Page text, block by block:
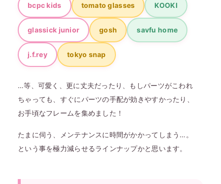
bcpc kids tomato glasses KOOKI
glassick junior gosh savfu home
j.f.rey tokyo snap
…等、可愛く、更に丈夫だったり、もしパーツがこわれ
ちゃっても、すぐにパーツの手配が効きやすかったり、
お手頃なフレームを集めました！
たまに伺う、メンテナンスに時間がかかってしまう…。
という事を極力減らせるラインナップかと思います。